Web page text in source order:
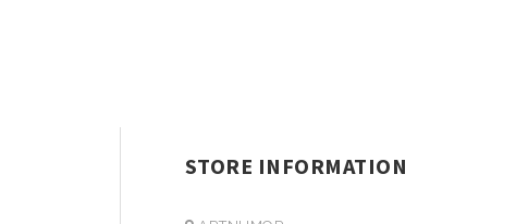
STORE INFORMATION